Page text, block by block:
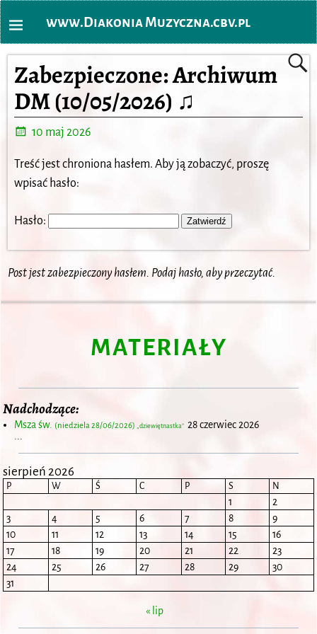
www.Diakonia Muzyczna.cbv.pl
Zabezpieczone: Archiwum
DM (10/05/2026) ♫
10 maj 2026
Treść jest chroniona hasłem. Aby ją zobaczyć, proszę
wpisać hasło:
Hasło:
Post jest zabezpieczony hasłem. Podaj hasło, aby przeczytać.
MATERIAŁY
Nadchodzące:
Msza św. (niedziela 28/06/2026) „dziewiętnastka” 28 czerwiec 2026
sierpień 2026
P W Ś C P S N
1
2
3
4 5 6 7 8
9
10
11 12 13 14 15
16
17
18 19 20 21 22
23
24
25 26 27 28 29
30
31
« lip